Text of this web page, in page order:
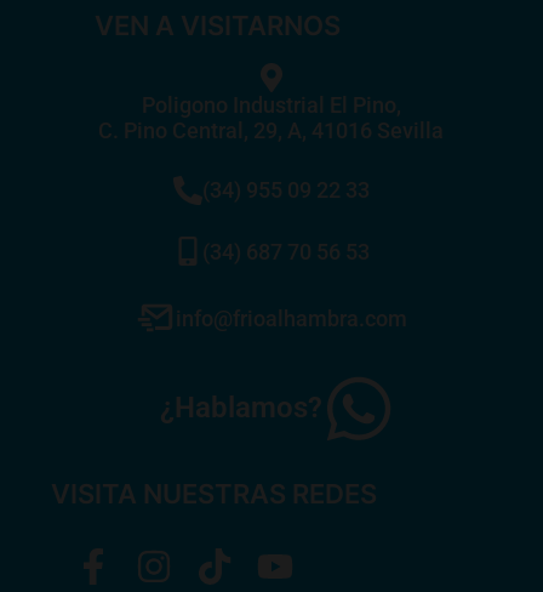
VEN A VISITARNOS
Poligono Industrial El Pino,
C. Pino Central, 29, A, 41016 Sevilla
(34) 955 09 22 33
(34) 687 70 56 53
info@frioalhambra.com
¿Hablamos?
VISITA NUESTRAS REDES